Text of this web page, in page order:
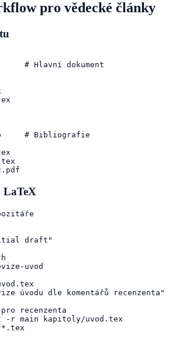
pro vědecké články
# Hlavní dokument
# Bibliografie
draft"
uvod
úvodu dle komentářů recenzenta"
recenzenta
main kapitoly/uvod.tex